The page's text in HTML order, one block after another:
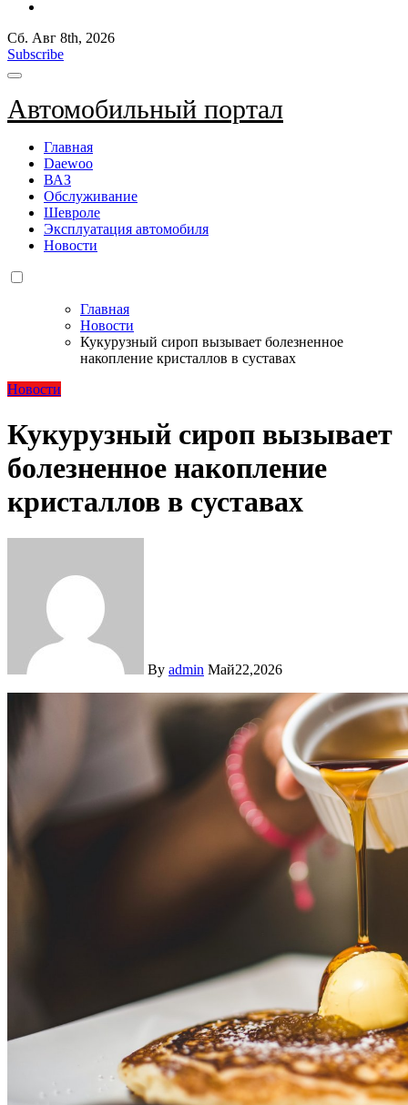
Сб. Авг 8th, 2026
Subscribe
Автомобильный портал
Главная
Daewoo
ВАЗ
Обслуживание
Шевроле
Эксплуатация автомобиля
Новости
Главная
Новости
Кукурузный сироп вызывает болезненное
накопление кристаллов в суставах
Новости
Кукурузный сироп вызывает
болезненное накопление
кристаллов в суставах
By admin Май22,2026